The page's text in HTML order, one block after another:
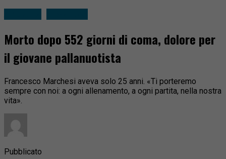
Morto dopo 552 giorni di coma, dolore per
il giovane pallanuotista
Francesco Marchesi aveva solo 25 anni. «Ti porteremo
sempre con noi: a ogni allenamento, a ogni partita, nella nostra
vita».
Pubblicato